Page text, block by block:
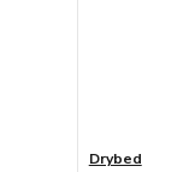
Drybed